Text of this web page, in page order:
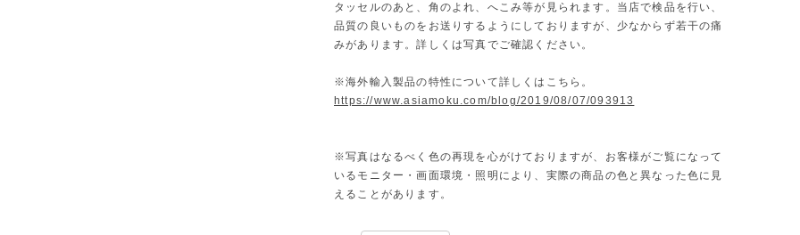
タッセルのあと、角のよれ、へこみ等が見られます。当店で検品を行い、
品質の良いものをお送りするようにしておりますが、少なからず若干の痛
みがあります。詳しくは写真でご確認ください。
※海外輸入製品の特性について詳しくはこちら。
https://www.asiamoku.com/blog/2019/08/07/093913
※写真はなるべく色の再現を心がけておりますが、お客様がご覧になって
いるモニター・画面環境・照明により、実際の商品の色と異なった色に見
えることがあります。